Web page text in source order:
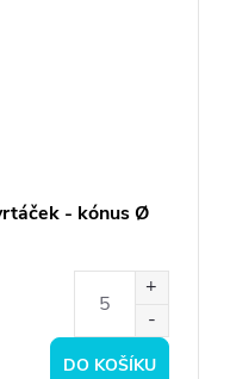
- kónus Ø
DO KOŠÍKU